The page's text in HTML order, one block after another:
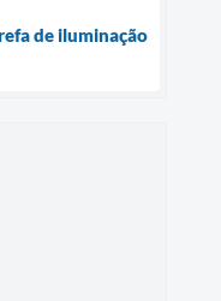
de iluminação